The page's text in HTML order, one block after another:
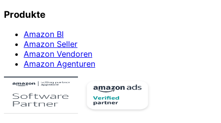
Produkte
Amazon BI
Amazon Seller
Amazon Vendoren
Amazon Agenturen